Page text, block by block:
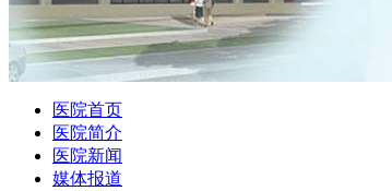
医院首页
医院简介
医院新闻
媒体报道